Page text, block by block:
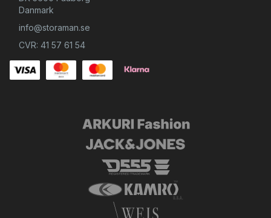
Danmark
info@storaman.se
CVR: 41 57 61 54